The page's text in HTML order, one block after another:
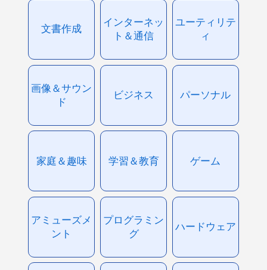
文書作成
インターネッ
ト＆通信
ユーティリテ
ィ
画像＆サウン
ド
ビジネス パーソナル
家庭＆趣味 学習＆教育 ゲーム
アミューズメ
ント
プログラミン
グ
ハードウェア